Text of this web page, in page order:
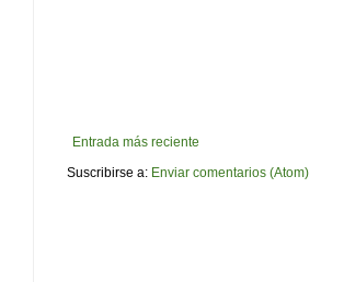
Entrada más reciente
Suscribirse a: Enviar comentarios (Atom)